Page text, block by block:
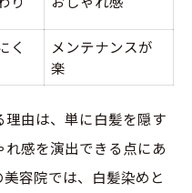
く
メンテナンスが
楽
由は、単に白髪を隠す
感を演出できる点にあ
容院では、白髪染めと